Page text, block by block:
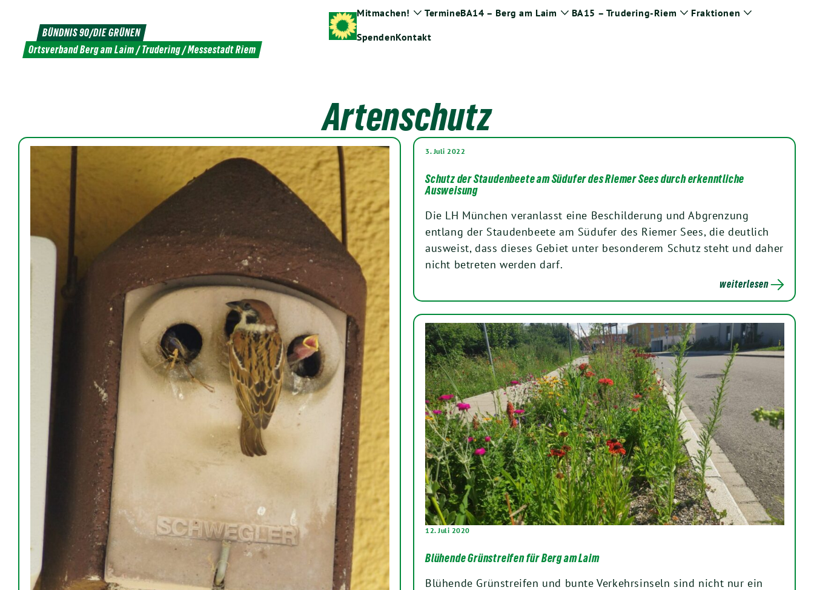
Inhalt
BÜNDNIS 90/DIE GRÜNEN
Ortsverband Berg am Laim / Trudering / Messestadt Riem
Mitmachen!
Zeige
TermineBA14 – Berg am Laim
Zeige
BA15 – Trudering-Riem
Zeige
Fraktionen
Zeige
SpendenKontakt
Artenschutz
3. Juli 2022
Schutz der Staudenbeete am Südufer des Riemer Sees durch erkenntliche
Ausweisung
Die LH München veranlasst eine Beschilderung und Abgrenzung
entlang der Staudenbeete am Südufer des Riemer Sees, die deutlich
ausweist, dass dieses Gebiet unter besonderem Schutz steht und daher
nicht betreten werden darf.
weiterlesen
12. Juli 2020
Blühende Grünstreifen für Berg am Laim
Blühende Grünstreifen und bunte Verkehrsinseln sind nicht nur ein